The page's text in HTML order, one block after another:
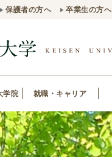
保護者の方へ 卒業生の方へ
学院 就職・キャリア